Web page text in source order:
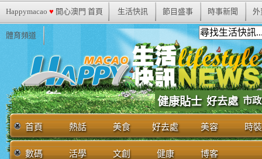
Happymacao ♥ 開心澳門 首頁 生活快訊 節目盛事 時事新聞 外
體育頻道
健康貼士 好去處 市
首頁 熱話 美食 好去處 美容 時裝
數碼 活學 文創 健康 博客